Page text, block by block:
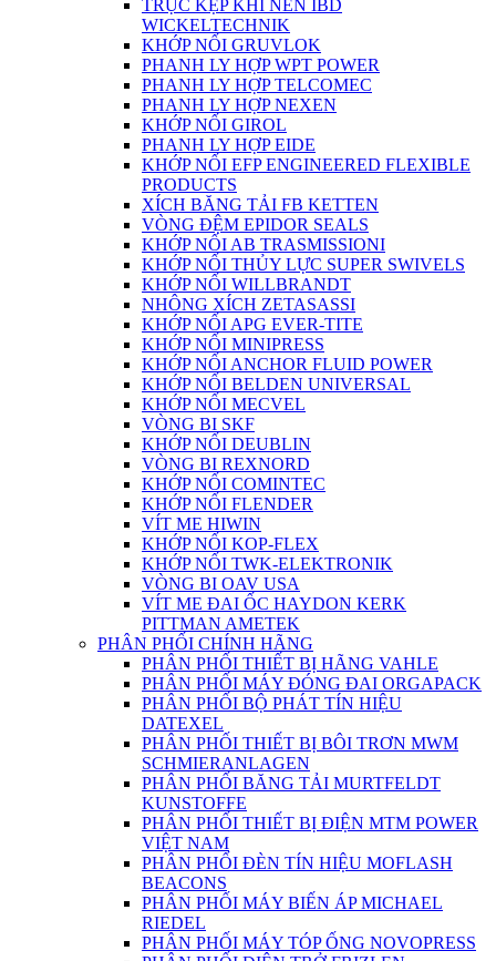
TRỤC KẸP KHÍ NÉN IBD
WICKELTECHNIK
KHỚP NỐI GRUVLOK
PHANH LY HỢP WPT POWER
PHANH LY HỢP TELCOMEC
PHANH LY HỢP NEXEN
KHỚP NỐI GIROL
PHANH LY HỢP EIDE
KHỚP NỐI EFP ENGINEERED FLEXIBLE
PRODUCTS
XÍCH BĂNG TẢI FB KETTEN
VÒNG ĐỆM EPIDOR SEALS
KHỚP NỐI AB TRASMISSIONI
KHỚP NỐI THỦY LỰC SUPER SWIVELS
KHỚP NỐI WILLBRANDT
NHÔNG XÍCH ZETASASSI
KHỚP NỐI APG EVER-TITE
KHỚP NỐI MINIPRESS
KHỚP NỐI ANCHOR FLUID POWER
KHỚP NỐI BELDEN UNIVERSAL
KHỚP NỐI MECVEL
VÒNG BI SKF
KHỚP NỐI DEUBLIN
VÒNG BI REXNORD
KHỚP NỐI COMINTEC
KHỚP NỐI FLENDER
VÍT ME HIWIN
KHỚP NỐI KOP-FLEX
KHỚP NỐI TWK-ELEKTRONIK
VÒNG BI OAV USA
VÍT ME ĐAI ỐC HAYDON KERK
PITTMAN AMETEK
PHÂN PHỐI CHÍNH HÃNG
PHÂN PHỐI THIẾT BỊ HÃNG VAHLE
PHÂN PHỐI MÁY ĐÓNG ĐAI ORGAPACK
PHÂN PHỐI BỘ PHÁT TÍN HIỆU
DATEXEL
PHÂN PHỐI THIẾT BỊ BÔI TRƠN MWM
SCHMIERANLAGEN
PHÂN PHỐI BĂNG TẢI MURTFELDT
KUNSTOFFE
PHÂN PHỐI THIẾT BỊ ĐIỆN MTM POWER
VIỆT NAM
PHÂN PHỐI ĐÈN TÍN HIỆU MOFLASH
BEACONS
PHÂN PHỐI MÁY BIẾN ÁP MICHAEL
RIEDEL
PHÂN PHỐI MÁY TÓP ỐNG NOVOPRESS